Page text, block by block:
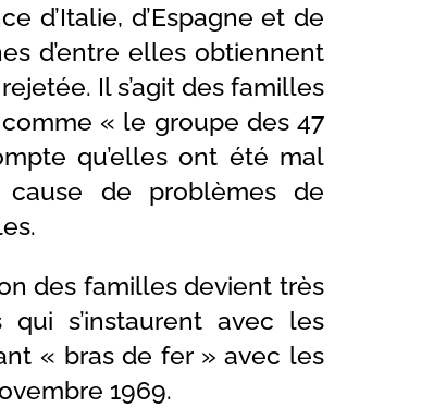
d’Italie, d’Espagne et de
d’entre elles obtiennent
Il s’agit des familles
« le groupe des 47
qu’elles ont été mal
cause de problèmes de
des familles devient très
qui s’instaurent avec les
« bras de fer » avec les
1969.